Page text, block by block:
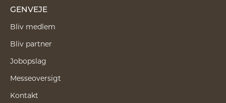
GENVEJE
Bliv medlem
Bliv partner
Jobopslag
Messeoversigt
Kontakt